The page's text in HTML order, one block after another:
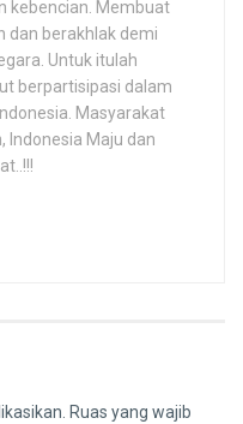
kebencian. Membuat
dan berakhlak demi
Untuk itulah
berpartisipasi dalam
Masyarakat
Indonesia Maju dan
Ruas yang wajib